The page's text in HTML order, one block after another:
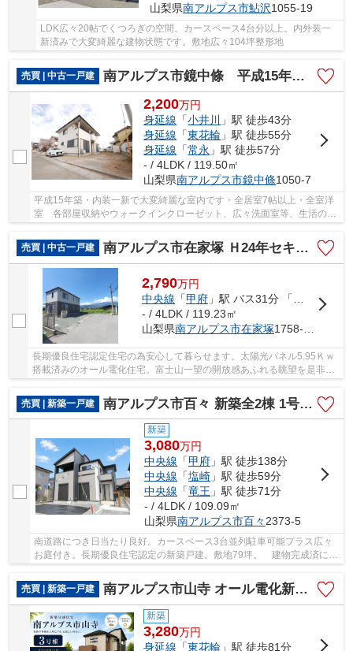
山梨県南アルプス市鮎沢1055-19
LDK広々20帖でくつろぎの空間。カースペース4台分以上。内外装一
新済みで大変綺麗な建物状態です。敷地広々104坪整形地
売買 | 中古一戸建 南アルプス市鏡中條 平成15年築中古戸建 内装一新 車3台
2,200万円
身延線 「小井川
」駅 徒歩43分
身延線 「東花輪 」駅 徒歩55分
身延線 「常永 」駅 徒歩57分
- / 4LDK / 119.50㎡
山梨県南アルプス市鏡中條1050-7
平成15年築・内装一新で大変綺麗な室内です・全居室7帖以上・全室洋
室 各部屋収納やウォークインクローゼット、広々洗面室等、生活のし
やすい間取り・環境です。
売買 | 中古一戸建
南アルプス市在家塚 Ｈ24年セキスイハイム施工 オール電化中古
2,790万円
中央線 「甲府 」駅 バス31分 「在家塚」 停歩7分
- / 4LDK / 119.23㎡
山梨県南アルプス市在家塚1758-14
長期優良住宅認定住宅の為安心して暮らせます。太陽光パネル5.95Ｋｗ
搭載済みのオール電化住宅。富士山一望の開放感あふれる眺望を是非ご
見学にいらして下さい。車並列5台駐車可能
売買 | 新築一戸建
南アルプス市百々 新築全2棟 1号棟 南道路・車並列3台
新築
3,080万円
中央線 「甲府 」駅 徒歩138分
中央線 「塩崎 」駅 徒歩59分
中央線 「竜王 」駅 徒歩71分
- / 4LDK / 109.09㎡
山梨県南アルプス市百々2373-5
南道路につき日当たり良好。カースペース3台並列駐車可能プラス広々
お庭付き。長期優良住宅認定の新築戸建。敷地79坪。 建物完成済につ
売買 | 新築一戸建
南アルプス市山寺 オール電化新築全3棟 3号棟 長期優良住宅
新築
3,280万円
身延線 「東花輪 」駅 徒歩81分